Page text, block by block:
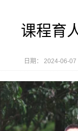
课程育
日期： 2024-06-